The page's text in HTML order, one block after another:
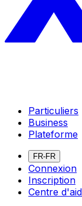
Particuliers
Business
Plateforme
FR-FR
Connexion
Inscription
Centre